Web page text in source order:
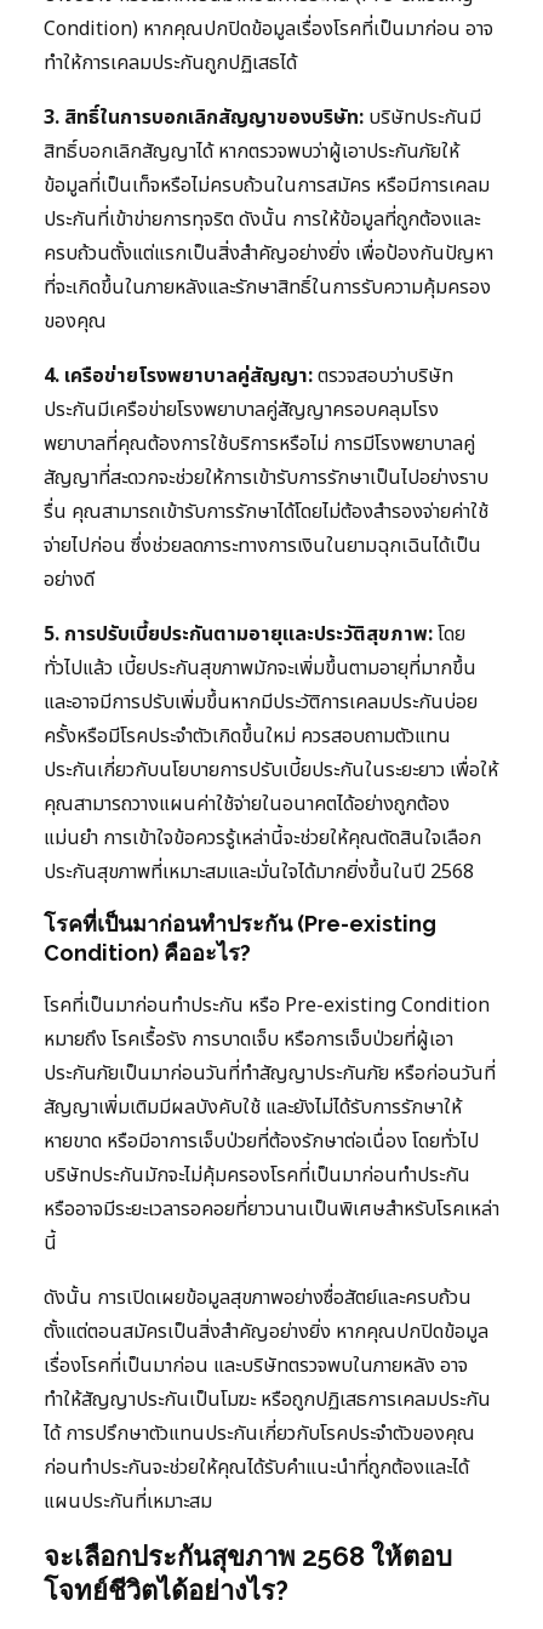
Condition) หากคุณปกปิดข้อมูลเรื่องโรคที่เป็นมาก่อน อาจ
ทำให้การเคลมประกันถูกปฏิเสธได้
3. สิทธิ์ในการบอกเลิกสัญญาของบริษัท: บริษัทประกันมี
สิทธิ์บอกเลิกสัญญาได้ หากตรวจพบว่าผู้เอาประกันภัยให้
ข้อมูลที่เป็นเท็จหรือไม่ครบถ้วนในการสมัคร หรือมีการเคลม
ประกันที่เข้าข่ายการทุจริต ดังนั้น การให้ข้อมูลที่ถูกต้องและ
ครบถ้วนตั้งแต่แรกเป็นสิ่งสำคัญอย่างยิ่ง เพื่อป้องกันปัญหา
ที่จะเกิดขึ้นในภายหลังและรักษาสิทธิ์ในการรับความคุ้มครอง
ของคุณ
4. เครือข่ายโรงพยาบาลคู่สัญญา:ตรวจสอบว่าบริษัท
ประกันมีเครือข่ายโรงพยาบาลคู่สัญญาครอบคลุมโรง
พยาบาลที่คุณต้องการใช้บริการหรือไม่ การมีโรงพยาบาลคู่
สัญญาที่สะดวกจะช่วยให้การเข้ารับการรักษาเป็นไปอย่างราบ
รื่น คุณสามารถเข้ารับการรักษาได้โดยไม่ต้องสำรองจ่ายค่าใช้
จ่ายไปก่อน ซึ่งช่วยลดภาระทางการเงินในยามฉุกเฉินได้เป็น
อย่างดี
5. การปรับเบี้ยประกันตามอายุและประวัติสุขภาพ:โดย
ทั่วไปแล้ว เบี้ยประกันสุขภาพมักจะเพิ่มขึ้นตามอายุที่มากขึ้น
และอาจมีการปรับเพิ่มขึ้นหากมีประวัติการเคลมประกันบ่อย
ครั้งหรือมีโรคประจำตัวเกิดขึ้นใหม่ ควรสอบถามตัวแทน
ประกันเกี่ยวกับนโยบายการปรับเบี้ยประกันในระยะยาว เพื่อให้
คุณสามารถวางแผนค่าใช้จ่ายในอนาคตได้อย่างถูกต้อง
แม่นยำ การเข้าใจข้อควรรู้เหล่านี้จะช่วยให้คุณตัดสินใจเลือก
ประกันสุขภาพที่เหมาะสมและมั่นใจได้มากยิ่งขึ้นในปี 2568
โรคที่เป็นมาก่อนทำประกัน (Pre-existing
Condition) คืออะไร?
โรคที่เป็นมาก่อนทำประกัน หรือ Pre-existing Condition
หมายถึง โรคเรื้อรัง การบาดเจ็บ หรือการเจ็บป่วยที่ผู้เอา
ประกันภัยเป็นมาก่อนวันที่ทำสัญญาประกันภัย หรือก่อนวันที่
สัญญาเพิ่มเติมมีผลบังคับใช้ และยังไม่ได้รับการรักษาให้
หายขาด หรือมีอาการเจ็บป่วยที่ต้องรักษาต่อเนื่อง โดยทั่วไป
บริษัทประกันมักจะไม่คุ้มครองโรคที่เป็นมาก่อนทำประกัน
หรืออาจมีระยะเวลารอคอยที่ยาวนานเป็นพิเศษสำหรับโรคเหล่า
นี้
ดังนั้น การเปิดเผยข้อมูลสุขภาพอย่างซื่อสัตย์และครบถ้วน
ตั้งแต่ตอนสมัครเป็นสิ่งสำคัญอย่างยิ่ง หากคุณปกปิดข้อมูล
เรื่องโรคที่เป็นมาก่อน และบริษัทตรวจพบในภายหลัง อาจ
ทำให้สัญญาประกันเป็นโมฆะ หรือถูกปฏิเสธการเคลมประกัน
ได้ การปรึกษาตัวแทนประกันเกี่ยวกับโรคประจำตัวของคุณ
ก่อนทำประกันจะช่วยให้คุณได้รับคำแนะนำที่ถูกต้องและได้
แผนประกันที่เหมาะสม
จะเลือกประกันสุขภาพ 2568 ให้ตอบ
โจทย์ชีวิตได้อย่างไร?